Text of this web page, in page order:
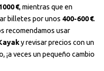
€, mientras que en
billetes por unos 400-600 €.
recomendamos usar
y revisar precios con un
¡a veces un pequeño cambio